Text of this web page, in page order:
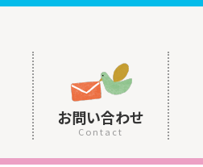
お問い合わせ
Contact